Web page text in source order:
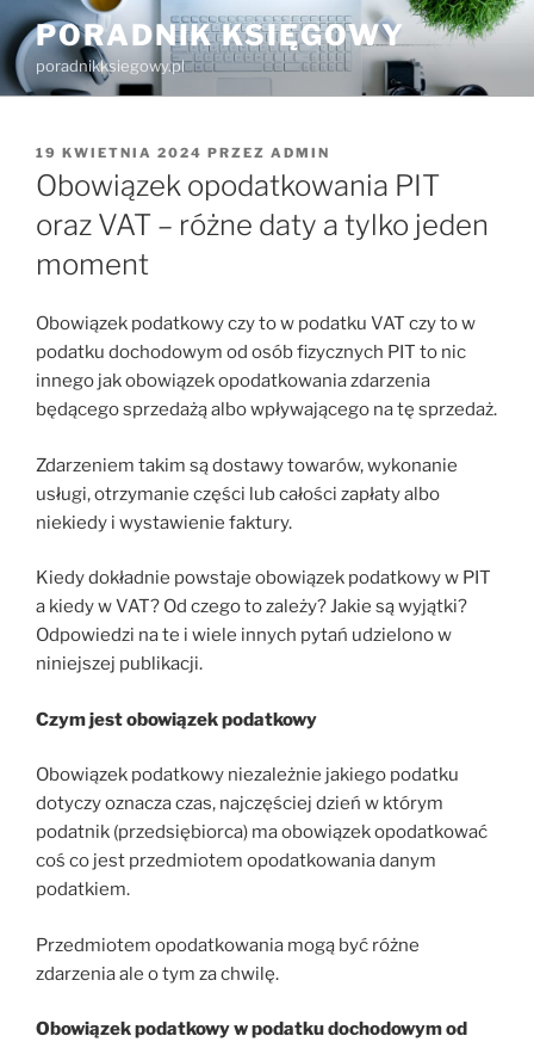
Przejdź
do
treści
PORADNIK KSIĘGOWY
poradnikksiegowy.pl
OPUBLIKOWANE
W
19 KWIETNIA 2024 PRZEZ ADMIN
Obowiązek opodatkowania PIT
oraz VAT – różne daty a tylko jeden
moment
Obowiązek podatkowy czy to w podatku VAT czy to w
podatku dochodowym od osób fizycznych PIT to nic
innego jak obowiązek opodatkowania zdarzenia
będącego sprzedażą albo wpływającego na tę sprzedaż.
Zdarzeniem takim są dostawy towarów, wykonanie
usługi, otrzymanie części lub całości zapłaty albo
niekiedy i wystawienie faktury.
Kiedy dokładnie powstaje obowiązek podatkowy w PIT
a kiedy w VAT? Od czego to zależy? Jakie są wyjątki?
Odpowiedzi na te i wiele innych pytań udzielono w
niniejszej publikacji.
Czym jest obowiązek podatkowy
Obowiązek podatkowy niezależnie jakiego podatku
dotyczy oznacza czas, najczęściej dzień w którym
podatnik (przedsiębiorca) ma obowiązek opodatkować
coś co jest przedmiotem opodatkowania danym
podatkiem.
Przedmiotem opodatkowania mogą być różne
zdarzenia ale o tym za chwilę.
Obowiązek podatkowy w podatku dochodowym od